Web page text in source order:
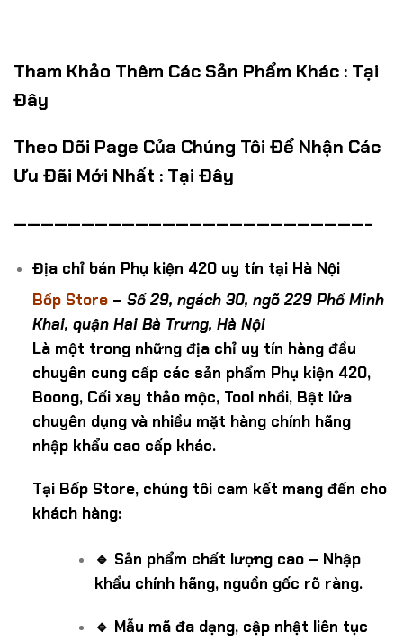
Tham Khảo Thêm Các Sản Phẩm Khác : Tại
Đây
Theo Dõi Page Của Chúng Tôi Để Nhận Các
Ưu Đãi Mới Nhất : Tại Đây
——————————————————————————-
Địa chỉ bán Phụ kiện 420 uy tín tại Hà Nội
Bốp Store– Số 29, ngách 30, ngõ 229 Phố Minh
Khai, quận Hai Bà Trưng, Hà Nội
Là một trong những địa chỉ uy tín hàng đầu
chuyên cung cấp các sản phẩm Phụ kiện 420,
Boong, Cối xay thảo mộc, Tool nhồi, Bật lửa
chuyên dụng và nhiều mặt hàng chính hãng
nhập khẩu cao cấp khác.
Tại Bốp Store, chúng tôi cam kết mang đến cho
khách hàng:
🔹 Sản phẩm chất lượng cao – Nhập
khẩu chính hãng, nguồn gốc rõ ràng.
🔹 Mẫu mã đa dạng, cập nhật liên tục